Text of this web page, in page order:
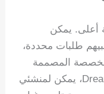
أعلى. يمكن
طلبات محددة،
المصممة
حسب تفضيلاتهم. باستخدام DreamPaint، يمكن لمنشئي